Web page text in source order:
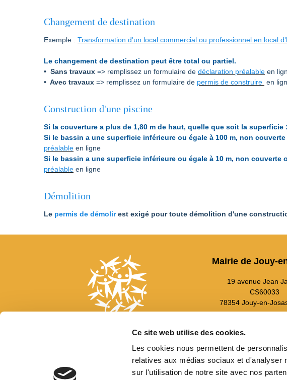
Ce site web utilise des cookies.
Les cookies nous permettent de
relatives aux médias sociaux et d'analyser
sur l'utilisation de notre site avec nos
Changement de destination
Exemple : Transformation d'un local commercial ou professionnel en local
Le changement de destination peut être total ou partiel.
• Sans travaux => remplissez un formulaire de déclaration préalable en
• Avec travaux => remplissez un formulaire de permis de construire en
Construction d'une piscine
Si la couverture a plus de 1,80 m de haut, quelle que soit la superficie :
Si le bassin a une superficie inférieure ou égale à 100 m, non
préalable en ligne
Si le bassin a une superficie inférieure ou égale à 10 m, non
préalable en ligne
Démolition
Le permis de démolirest exigé pour toute démolition d'une
Mairie de Jouy-
19 avenue Jean
CS60033
78354 Jouy-en-
Itinéraire et plan
La mairie